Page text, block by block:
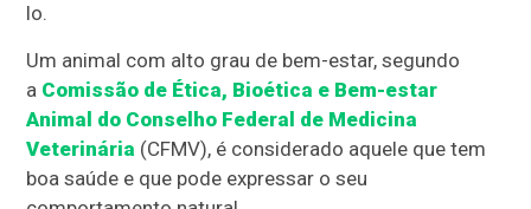
lo.
Um animal com alto grau de bem-estar, segundo
a Comissão de Ética, Bioética e Bem-estar
Animal do Conselho Federal de Medicina
Veterinária (CFMV), é considerado aquele que tem
boa saúde e que pode expressar o seu